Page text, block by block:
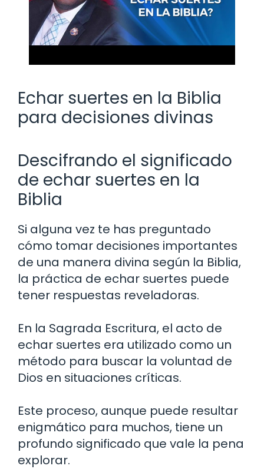
Echar suertes en la Biblia
para decisiones divinas
Descifrando el significado
de echar suertes en la
Biblia
Si alguna vez te has preguntado
cómo tomar decisiones importantes
de una manera divina según la Biblia,
la práctica de echar suertes puede
tener respuestas reveladoras.
En la Sagrada Escritura, el acto de
echar suertes era utilizado como un
método para buscar la voluntad de
Dios en situaciones críticas.
Este proceso, aunque puede resultar
enigmático para muchos, tiene un
profundo significado que vale la pena
explorar.